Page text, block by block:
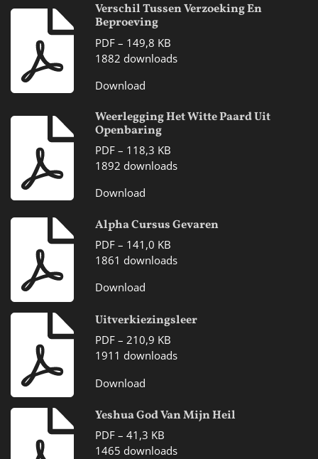
Verschil Tussen Verzoeking En
Beproeving
PDF – 149,8 KB
1882 downloads
Download
Weerlegging Het Witte Paard Uit
Openbaring
PDF – 118,3 KB
1892 downloads
Download
Alpha Cursus Gevaren
PDF – 141,0 KB
1861 downloads
Download
Uitverkiezingsleer
PDF – 210,9 KB
1911 downloads
Download
Yeshua God Van Mijn Heil
PDF – 41,3 KB
1465 downloads